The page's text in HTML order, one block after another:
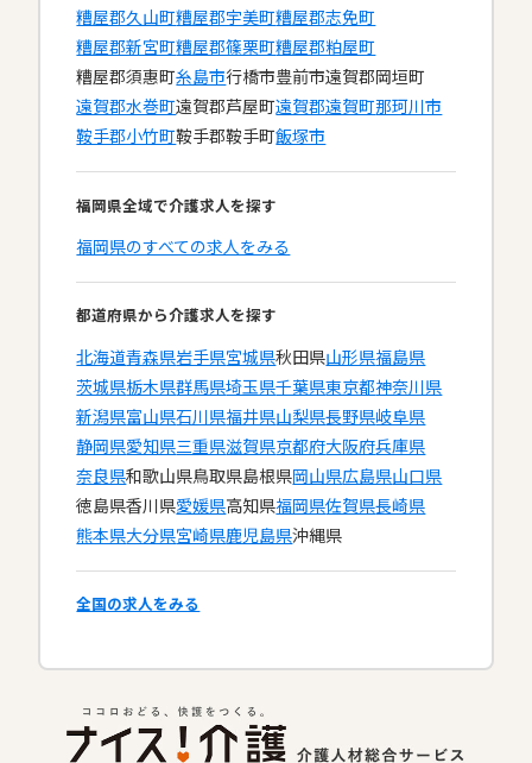
糟屋郡久山町糟屋郡宇美町糟屋郡志免町
糟屋郡新宮町糟屋郡篠栗町糟屋郡粕屋町
糟屋郡須惠町糸島市行橋市豊前市遠賀郡岡垣町
遠賀郡水巻町遠賀郡芦屋町遠賀郡遠賀町那珂川市
鞍手郡小竹町鞍手郡鞍手町飯塚市
福岡県全域で介護求人を探す
福岡県のすべての求人をみる
都道府県から介護求人を探す
北海道青森県岩手県宮城県秋田県山形県福島県
茨城県栃木県群馬県埼玉県千葉県東京都神奈川県
新潟県富山県石川県福井県山梨県長野県岐阜県
静岡県愛知県三重県滋賀県京都府大阪府兵庫県
奈良県和歌山県鳥取県島根県岡山県広島県山口県
徳島県香川県愛媛県高知県福岡県佐賀県長崎県
熊本県大分県宮崎県鹿児島県沖縄県
全国の求人をみる